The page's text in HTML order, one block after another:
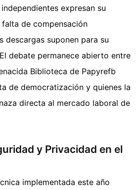
expresan su
de compensación
descargas suponen para su
debate permanece abierto entre
Biblioteca de Papyrefb
de democratización y quienes la
directa al mercado laboral de
y Privacidad en el
implementada este año